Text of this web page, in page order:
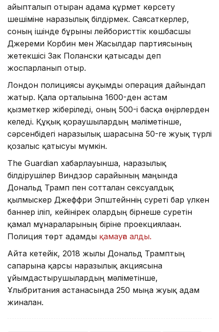
айыпталып отырған адамға құрмет көрсету
шешіміне наразылық білдірмек. Саясаткерлер,
соның ішінде бұрынғы лейбористтік көшбасшы
Джереми Корбин мен Жасылдар партиясының
жетекшісі Зак Полански қатысады деп
жоспарланып отыр.
Лондон полициясы ауқымды операция дайындап
жатыр. Қала орталығына 1600-ден астам
қызметкер жіберіледі, оның 500-і басқа өңірлерден
келеді. Құқық қорғаушылардың мәліметінше,
сәрсенбідегі наразылық шарасына 50-ге жуық түрлі
қозғалыс қатысуы мүмкін.
The Guardian хабарлауынша, наразылық
білдірушілер Виндзор сарайының маңында
Дональд Трамп пен сотталған сексуалдық
қылмыскер Джеффри Эпштейннің суреті бар үлкен
баннер іліп, кейінірек олардың бірнеше суретін
қамал мұнараларының біріне проекциялаған.
Полиция төрт адамды қамауға алды.
Айта кетейік, 2018 жылы Дональд Трамптың
сапарына қарсы наразылық акциясына
ұйымдастырушылардың мәліметінше,
Ұлыбритания астанасында 250 мыңға жуық адам
жиналған.